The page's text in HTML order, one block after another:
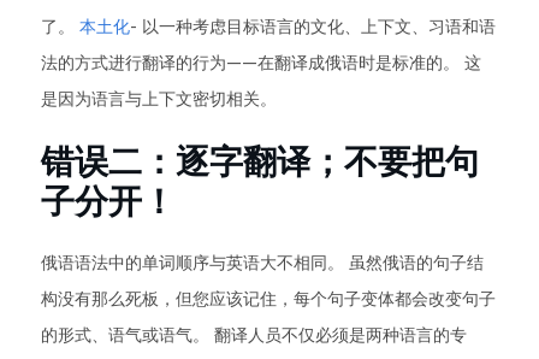
了。 本土化- 以一种考虑目标语言的文化、上下文、习语和语
法的方式进行翻译的行为——在翻译成俄语时是标准的。 这
是因为语言与上下文密切相关。
错误二：逐字翻译；不要把句
子分开！
俄语语法中的单词顺序与英语大不相同。 虽然俄语的句子结
构没有那么死板，但您应该记住，每个句子变体都会改变句子
的形式、语气或语气。 翻译人员不仅必须是两种语言的专